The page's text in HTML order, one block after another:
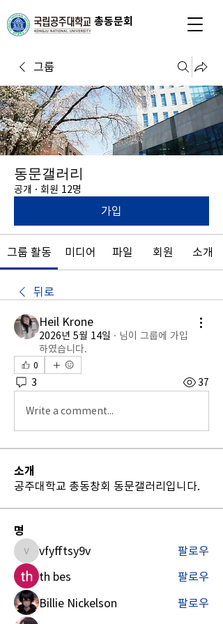
총동문회
그룹
동문갤러리
공개 · 회원 12명
가입
그룹 활동 미디어 파일 회원 소개
뒤로
Heil Krone
2026년 5월 14일 · 님이 그룹에 가입
하였습니다.
0
3 37
Write a comment...
소개
공주대학교 총동창회 동문갤러리입니다.
명
vfyfftsy9v
vfyfftsy9v 팔로우
th bes 팔로우
Billie Nickelson 팔로우